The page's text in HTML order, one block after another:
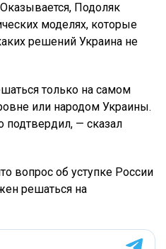
Подоляк
моделях, которые
решений Украина не
только на самом
или народом Украины.
подтвердил, — сказал
вопрос об уступке России
решаться на